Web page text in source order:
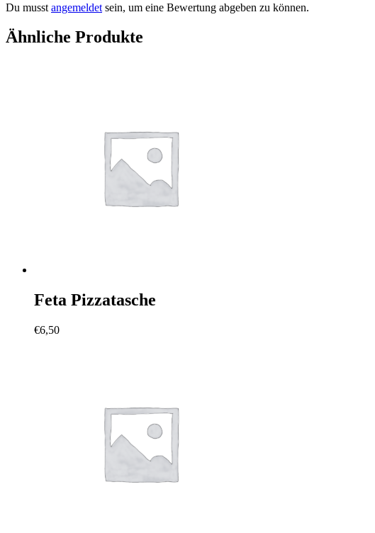
Du musst angemeldet sein, um eine Bewertung abgeben zu können.
Ähnliche Produkte
Feta Pizzatasche
€6,50